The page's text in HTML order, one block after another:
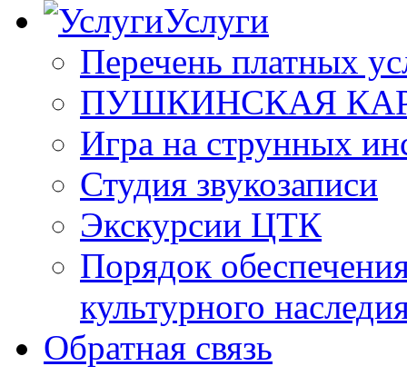
Услуги
Перечень платных
ПУШКИНСКАЯ
Игра на струнных
Студия звукозаписи
Экскурсии ЦТК
Порядок
культурного
Обратная связь